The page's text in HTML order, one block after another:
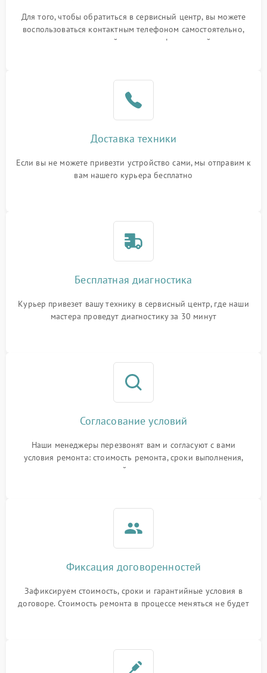
Для того, чтобы обратиться в сервисный центр, вы можете
воспользоваться контактным телефоном самостоятельно,
или оставить свой номер телефона на сайте
Доставка техники
Если вы не можете привезти устройство сами, мы отправим к
вам нашего курьера бесплатно
Бесплатная диагностика
Курьер привезет вашу технику в сервисный центр, где наши
мастера проведут диагностику за 30 минут
Согласование условий
Наши менеджеры перезвонят вам и согласуют с вами
условия ремонта: стоимость ремонта, сроки выполнения,
гарантийные условия
Фиксация договоренностей
Зафиксируем стоимость, сроки и гарантийные условия в
договоре. Стоимость ремонта в процессе меняться не будет